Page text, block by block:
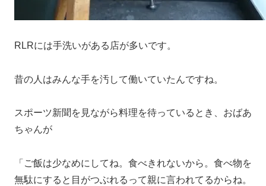
RLRには手洗いがある店が多いです。
昔の人はみんな手を汚して働いていたんですね。
スポーツ新聞を見ながら料理を待っているとき、おばあ
ちゃんが
「ご飯は少なめにしてね。食べきれないから。食べ物を
無駄にすると目がつぶれるって親に言われてるからね。